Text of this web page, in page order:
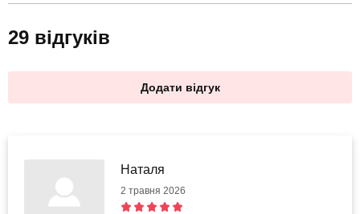
29 відгуків
Додати відгук
Наталя
2 травня 2026